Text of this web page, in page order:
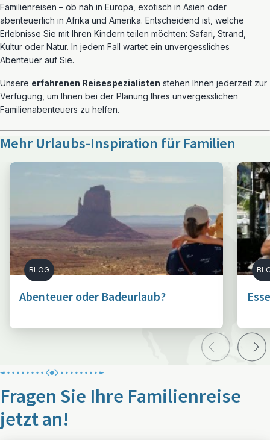
Familienreisen – ob nah in Europa, exotisch in Asien oder
abenteuerlich in Afrika und Amerika. Entscheidend ist, welche
Erlebnisse Sie mit Ihren Kindern teilen möchten: Safari, Strand,
Kultur oder Natur. In jedem Fall wartet ein unvergessliches
Abenteuer auf Sie.
Unsere erfahrenen Reisespezialisten stehen Ihnen jederzeit zur
Verfügung, um Ihnen bei der Planung Ihres unvergesslichen
Familienabenteuers zu helfen.
Mehr Urlaubs-Inspiration für Familien
BLOG
Abenteuer oder Badeurlaub?
Fragen Sie Ihre Familienreise
jetzt an!